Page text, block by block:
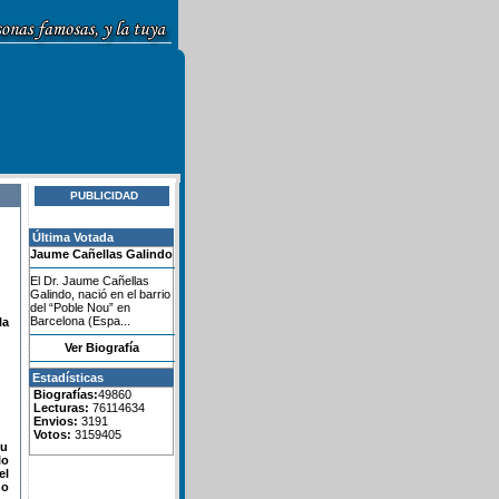
PUBLICIDAD
Última Votada
Jaume Cañellas Galindo
El Dr. Jaume Cañellas
Galindo, nació en el barrio
del “Poble Nou” en
Barcelona (Espa...
Ver Biografía
Estadísticas
Biografías:49860
Lecturas: 76114634
Envios: 3191
Votos: 3159405